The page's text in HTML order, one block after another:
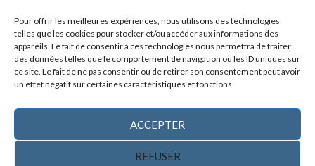
Pour offrir les meilleures expériences, nous utilisons des technologies
telles que les cookies pour stocker et/ou accéder aux informations des
appareils. Le fait de consentir à ces technologies nous permettra de traiter
des données telles que le comportement de navigation ou les ID uniques sur
ce site. Le fait de ne pas consentir ou de retirer son consentement peut avoir
un effet négatif sur certaines caractéristiques et fonctions.
ACCEPTER
REFUSER
Nous Contacter
Politique De Cookies (CA)
Politique De Confidentialité